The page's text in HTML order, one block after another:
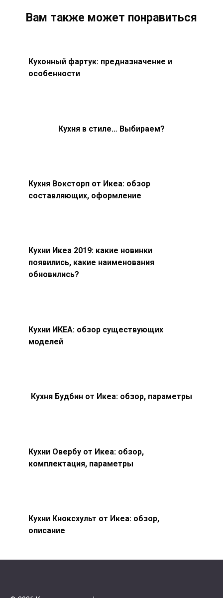
Вам также может понравиться
Кухонный фартук: предназначение и
особенности
Кухня в стиле… Выбираем?
Кухня Воксторп от Икеа: обзор
составляющих, оформление
Кухни Икеа 2019: какие новинки
появились, какие наименования
обновились?
Кухни ИКЕА: обзор существующих
моделей
Кухня Будбин от Икеа: обзор, параметры
Кухни Овербу от Икеа: обзор,
комплектация, параметры
Кухни Кноксхульт от Икеа: обзор,
описание